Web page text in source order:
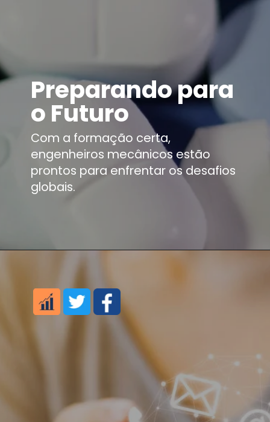
Preparando para
o Futuro
Com a formação certa,
engenheiros mecânicos estão
prontos para enfrentar os desafios
globais.